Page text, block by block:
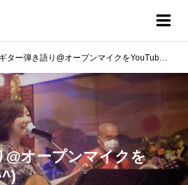
@オープンマイクを
ギター弾き語り@オープンマイクをYouTube公開(^^)